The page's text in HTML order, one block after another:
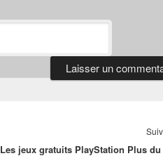
Les jeux gratuits PlayStation Plus